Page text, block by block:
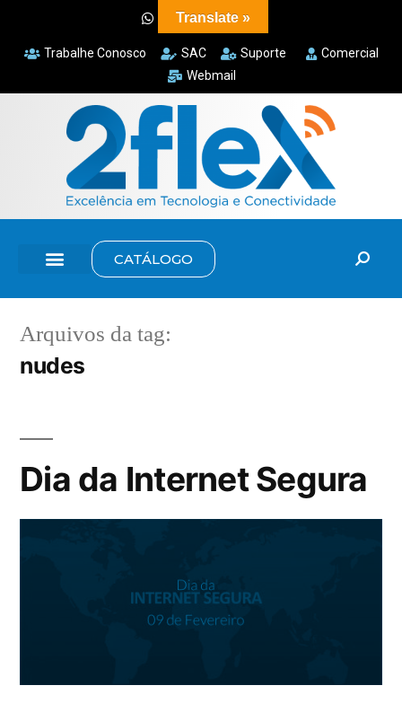
Trabalhe Conosco SAC Suporte
Comercial
Webmail
CATÁLOGO
Arquivos da tag:
nudes
Dia da Internet Segura
Translate »